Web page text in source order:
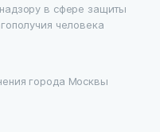
в сфере защиты
человека
города Москвы